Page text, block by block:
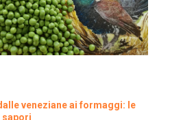
veneziane ai formaggi: le
sapori